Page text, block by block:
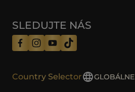
SLEDUJTE NÁS
Country Selector GLOBÁLNE